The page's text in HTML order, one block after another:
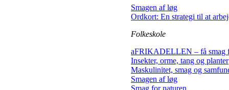
Smagen af løg
Ordkort: En strategi til at
Folkeskole
aFRIKADELLEN – få smag
Insekter, orme, tang og planter
Maskulinitet, smag og
Smagen af løg
Smag for naturen